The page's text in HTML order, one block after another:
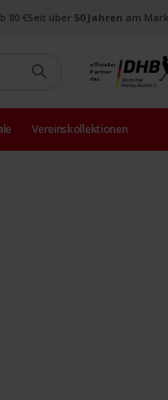
80 €Seit über 50 Jahren am
offizieller
Partner
des
Vereinskollektionen